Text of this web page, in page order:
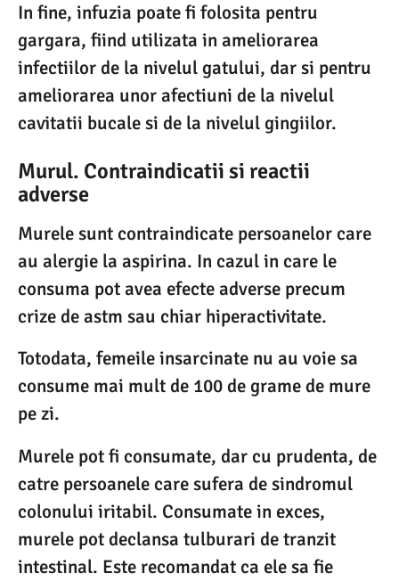
In fine, infuzia poate fi folosita pentru
gargara, fiind utilizata in ameliorarea
infectiilor de la nivelul gatului, dar si pentru
ameliorarea unor afectiuni de la nivelul
cavitatii bucale si de la nivelul gingiilor.
Murul. Contraindicatii si reactii
adverse
Murele sunt contraindicate persoanelor care
au alergie la aspirina. In cazul in care le
consuma pot avea efecte adverse precum
crize de astm sau chiar hiperactivitate.
Totodata, femeile insarcinate nu au voie sa
consume mai mult de 100 de grame de mure
pe zi.
Murele pot fi consumate, dar cu prudenta, de
catre persoanele care sufera de sindromul
colonului iritabil. Consumate in exces,
murele pot declansa tulburari de tranzit
intestinal. Este recomandat ca ele sa fie